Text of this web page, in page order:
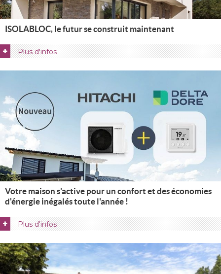
ISOLABLOC, le futur se construit maintenant
+ Plus d'infos
Votre maison s'active pour un confort et des économies
d'énergie inégalés toute l'année !
+ Plus d'infos